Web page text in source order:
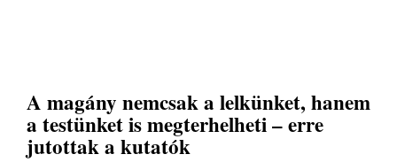
A magány nemcsak a lelkünket, hanem
a testünket is megterhelheti – erre
jutottak a kutatók